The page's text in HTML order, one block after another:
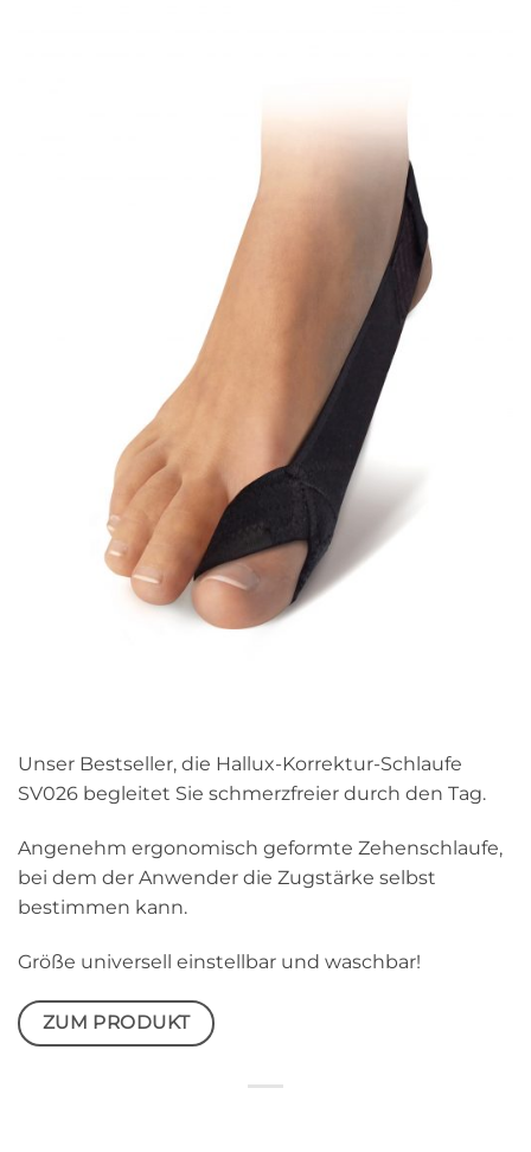
Unser Bestseller, die Hallux-Korrektur-Schlaufe
SV026 begleitet Sie schmerzfreier durch den Tag.
Angenehm ergonomisch geformte Zehenschlaufe,
bei dem der Anwender die Zugstärke selbst
bestimmen kann.
Größe universell einstellbar und waschbar!
ZUM PRODUKT